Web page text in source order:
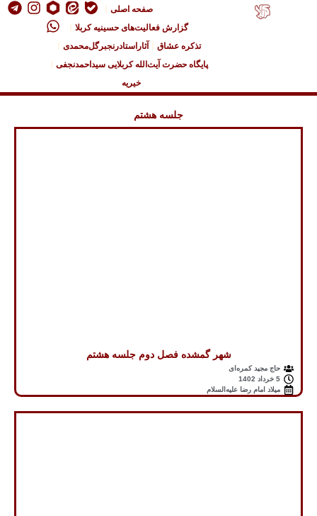
صفحه اصلی
گزارش فعالیت‌های حسینیه کربلا
تذکره عشاق
آثاراستادرنجبرگل‌محمدی
پایگاه حضرت آیت‌الله کربلایی سیداحمدنجفی
خیریه
جلسه هشتم
شهر گمشده فصل دوم جلسه هشتم
حاج مجید کمره‌ای
5 خرداد 1402
میلاد امام رضا علیه‌السلام